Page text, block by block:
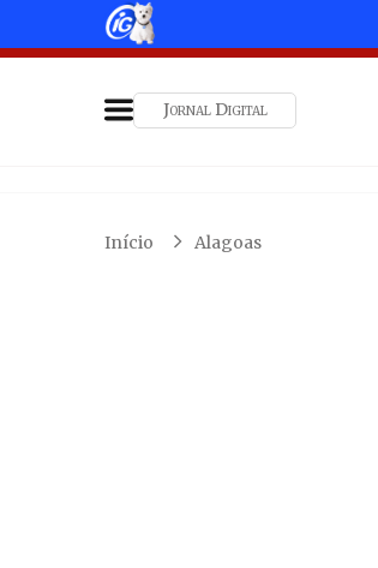
Jornal Digital
Início Alagoas